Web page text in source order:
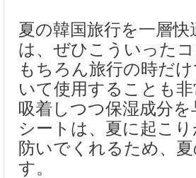
夏の韓国旅行を一層
は、ぜひこういった
もちろん旅行の時だ
いて使用することも
吸着しつつ保湿成分
シートは、夏に起こ
防いでくれるため、
す。